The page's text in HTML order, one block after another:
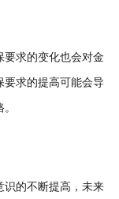
求的变化也会对金
要求的提高可能会导
的不断提高，未来